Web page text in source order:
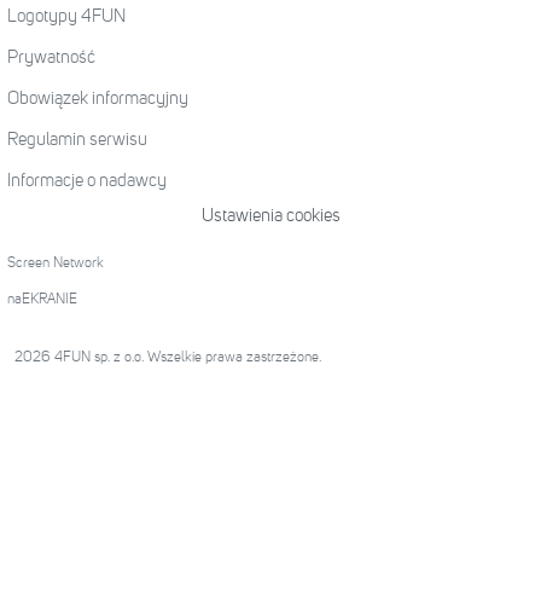
Logotypy 4FUN
Prywatność
Obowiązek informacyjny
Regulamin serwisu
Informacje o nadawcy
Ustawienia cookies
Screen Network
naEKRANIE
2026 4FUN sp. z o.o. Wszelkie prawa zastrzeżone.